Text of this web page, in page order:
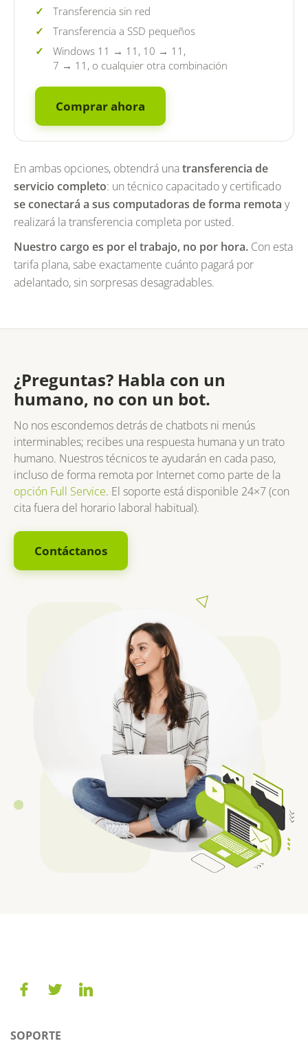
Transferencia sin red
Transferencia a SSD pequeños
Windows 11 → 11, 10 → 11,
7 → 11, o cualquier otra combinación
Comprar ahora
En ambas opciones, obtendrá unatransferencia de
servicio completo: un técnico capacitado y certificado
se conectará a sus computadoras de forma remota y
realizará la transferencia completa por usted.
Nuestro cargo es por el trabajo, no por hora. Con esta
tarifa plana, sabe exactamente cuánto pagará por
adelantado, sin sorpresas desagradables.
¿Preguntas? Habla con un
humano, no con un bot.
No nos escondemos detrás de chatbots ni menús
interminables; recibes una respuesta humana y un trato
humano. Nuestros técnicos te ayudarán en cada paso,
incluso de forma remota por Internet como parte de la
opción Full Service. El soporte está disponible 24×7 (con
cita fuera del horario laboral habitual).
Contáctanos
SOPORTE